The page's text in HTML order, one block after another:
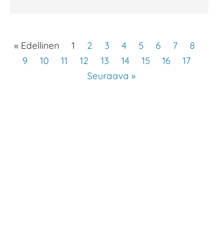
« Edellinen 1 2 3 4 5 6 7
8
9
10 11 12 13 14 15 16
17
Seuraava »